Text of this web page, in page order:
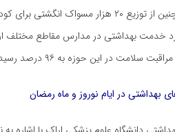
سلامت در این حوزه به ۹۶ درصد رسیده است.
بهداشتی در ایام نوروز و ماه رمضان